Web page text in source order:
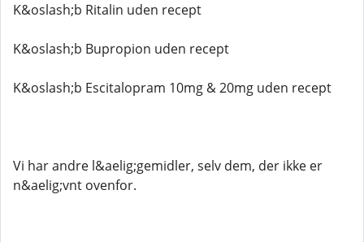
K&oslash;b Ritalin uden recept
K&oslash;b Bupropion uden recept
K&oslash;b Escitalopram 10mg & 20mg uden recept
Vi har andre l&aelig;gemidler, selv dem, der ikke er
n&aelig;vnt ovenfor.